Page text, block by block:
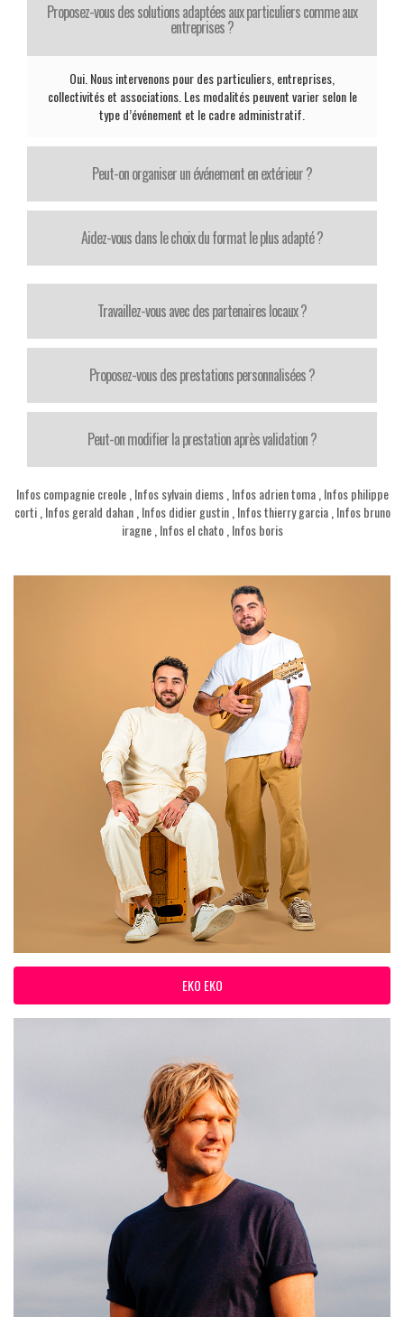
Proposez-vous des solutions adaptées aux particuliers comme aux
entreprises ?
Oui. Nous intervenons pour des particuliers, entreprises,
collectivités et associations. Les modalités peuvent varier selon le
type d’événement et le cadre administratif.
Peut-on organiser un événement en extérieur ?
Aidez-vous dans le choix du format le plus adapté ?
Travaillez-vous avec des partenaires locaux ?
Proposez-vous des prestations personnalisées ?
Peut-on modifier la prestation après validation ?
Infos compagnie creole, Infos sylvain diems, Infos adrien toma, Infos philippe
corti, Infos gerald dahan, Infos didier gustin, Infos thierry garcia, Infos bruno
iragne, Infos el chato, Infos boris
EKO EKO